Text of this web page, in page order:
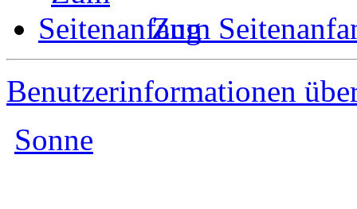
Zum
Benutzerinformationen
Sonne